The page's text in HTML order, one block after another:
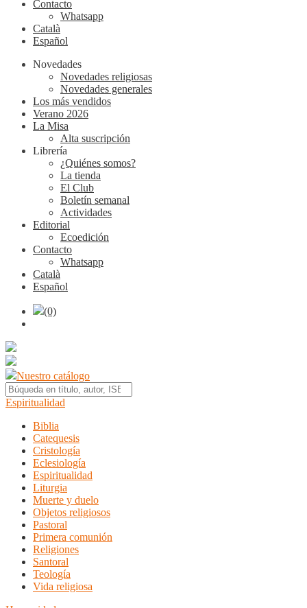
Contacto
Whatsapp
Català
Español
Novedades
Novedades religiosas
Novedades generales
Los más vendidos
Verano 2026
La Misa
Alta suscripción
Librería
¿Quiénes somos?
La tienda
El Club
Boletín semanal
Actividades
Editorial
Ecoedición
Contacto
Whatsapp
Català
Español
(0)
Nuestro catálogo
Espiritualidad
Biblia
Catequesis
Cristología
Eclesiología
Espiritualidad
Liturgia
Muerte y duelo
Objetos religiosos
Pastoral
Primera comunión
Religiones
Santoral
Teología
Vida religiosa